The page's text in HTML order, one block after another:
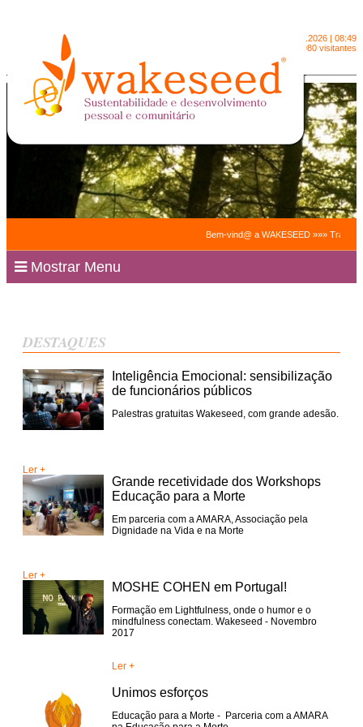
10.8.2026 | 08:49
2091980 visitantes
Bem-vind@ a WAKESEED »»»
Mostrar Menu
DESTAQUES
Inteligência Emocional: sensibilização
de funcionários públicos
Palestras gratuitas Wakeseed, com grande adesão.
Ler +
Grande recetividade dos Workshops
Educação para a Morte
Em parceria com a AMARA, Associação pela
Dignidade na Vida e na Morte
Ler +
MOSHE COHEN em Portugal!
Formação em Lightfulness, onde o humor e o
mindfulness conectam. Wakeseed - Novembro
2017
Ler +
Unimos esforços
Educação para a Morte - Parceria com a AMARA